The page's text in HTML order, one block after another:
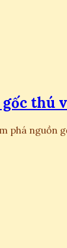
gốc thú
phá nguồn